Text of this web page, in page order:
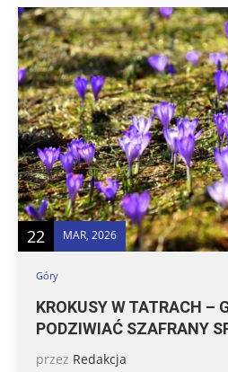
22 MAR, 2026
Góry
KROKUSY W TATRACH –
PODZIWIAĆ SZAFRANY
przez Redakcja